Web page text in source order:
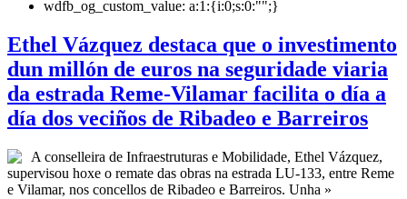
wdfb_og_custom_value: a:1:{i:0;s:0:"";}
Ethel Vázquez destaca que o investimento
dun millón de euros na seguridade viaria
da estrada Reme-Vilamar facilita o día a
día dos veciños de Ribadeo e Barreiros
A conselleira de Infraestruturas e Mobilidade, Ethel Vázquez,
supervisou hoxe o remate das obras na estrada LU-133, entre Reme
e Vilamar, nos concellos de Ribadeo e Barreiros. Unha »